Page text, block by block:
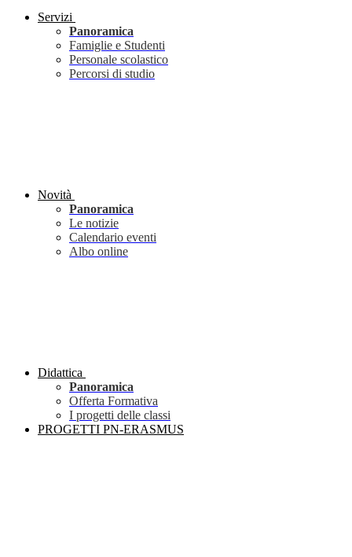
Servizi
Panoramica
Famiglie e Studenti
Personale scolastico
Percorsi di studio
Novità
Panoramica
Le notizie
Calendario eventi
Albo online
Didattica
Panoramica
Offerta Formativa
I progetti delle classi
PROGETTI PN-ERASMUS